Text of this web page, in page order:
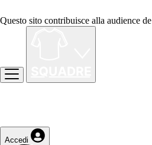
Questo sito contribuisce alla audience de
Accedi